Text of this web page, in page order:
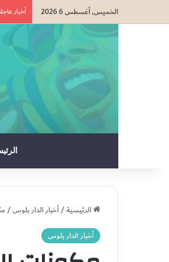
الخميس, أغسطس 6 2026 أخبار
الرئيسية/أخبار الدار بلوس/
أخبار الدار بلوس